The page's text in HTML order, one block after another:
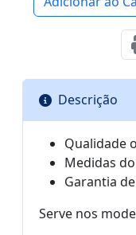
Descrição
Qualidade
Medidas
Garantia
Serve nos